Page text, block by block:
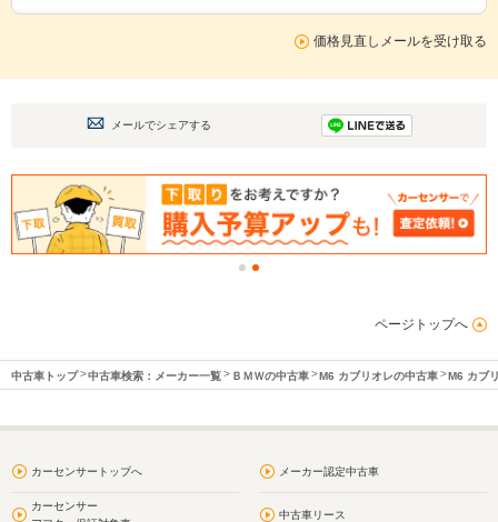
価格見直しメールを受け取る
メールでシェアする
ページトップへ
中古車トップ 中古車検索：メーカー一覧 ＢＭＷの中古車 M6 カブリオレの中古車 M6 カブ
カーセンサートップへ メーカー認定中古車
カーセンサー
中古車リース